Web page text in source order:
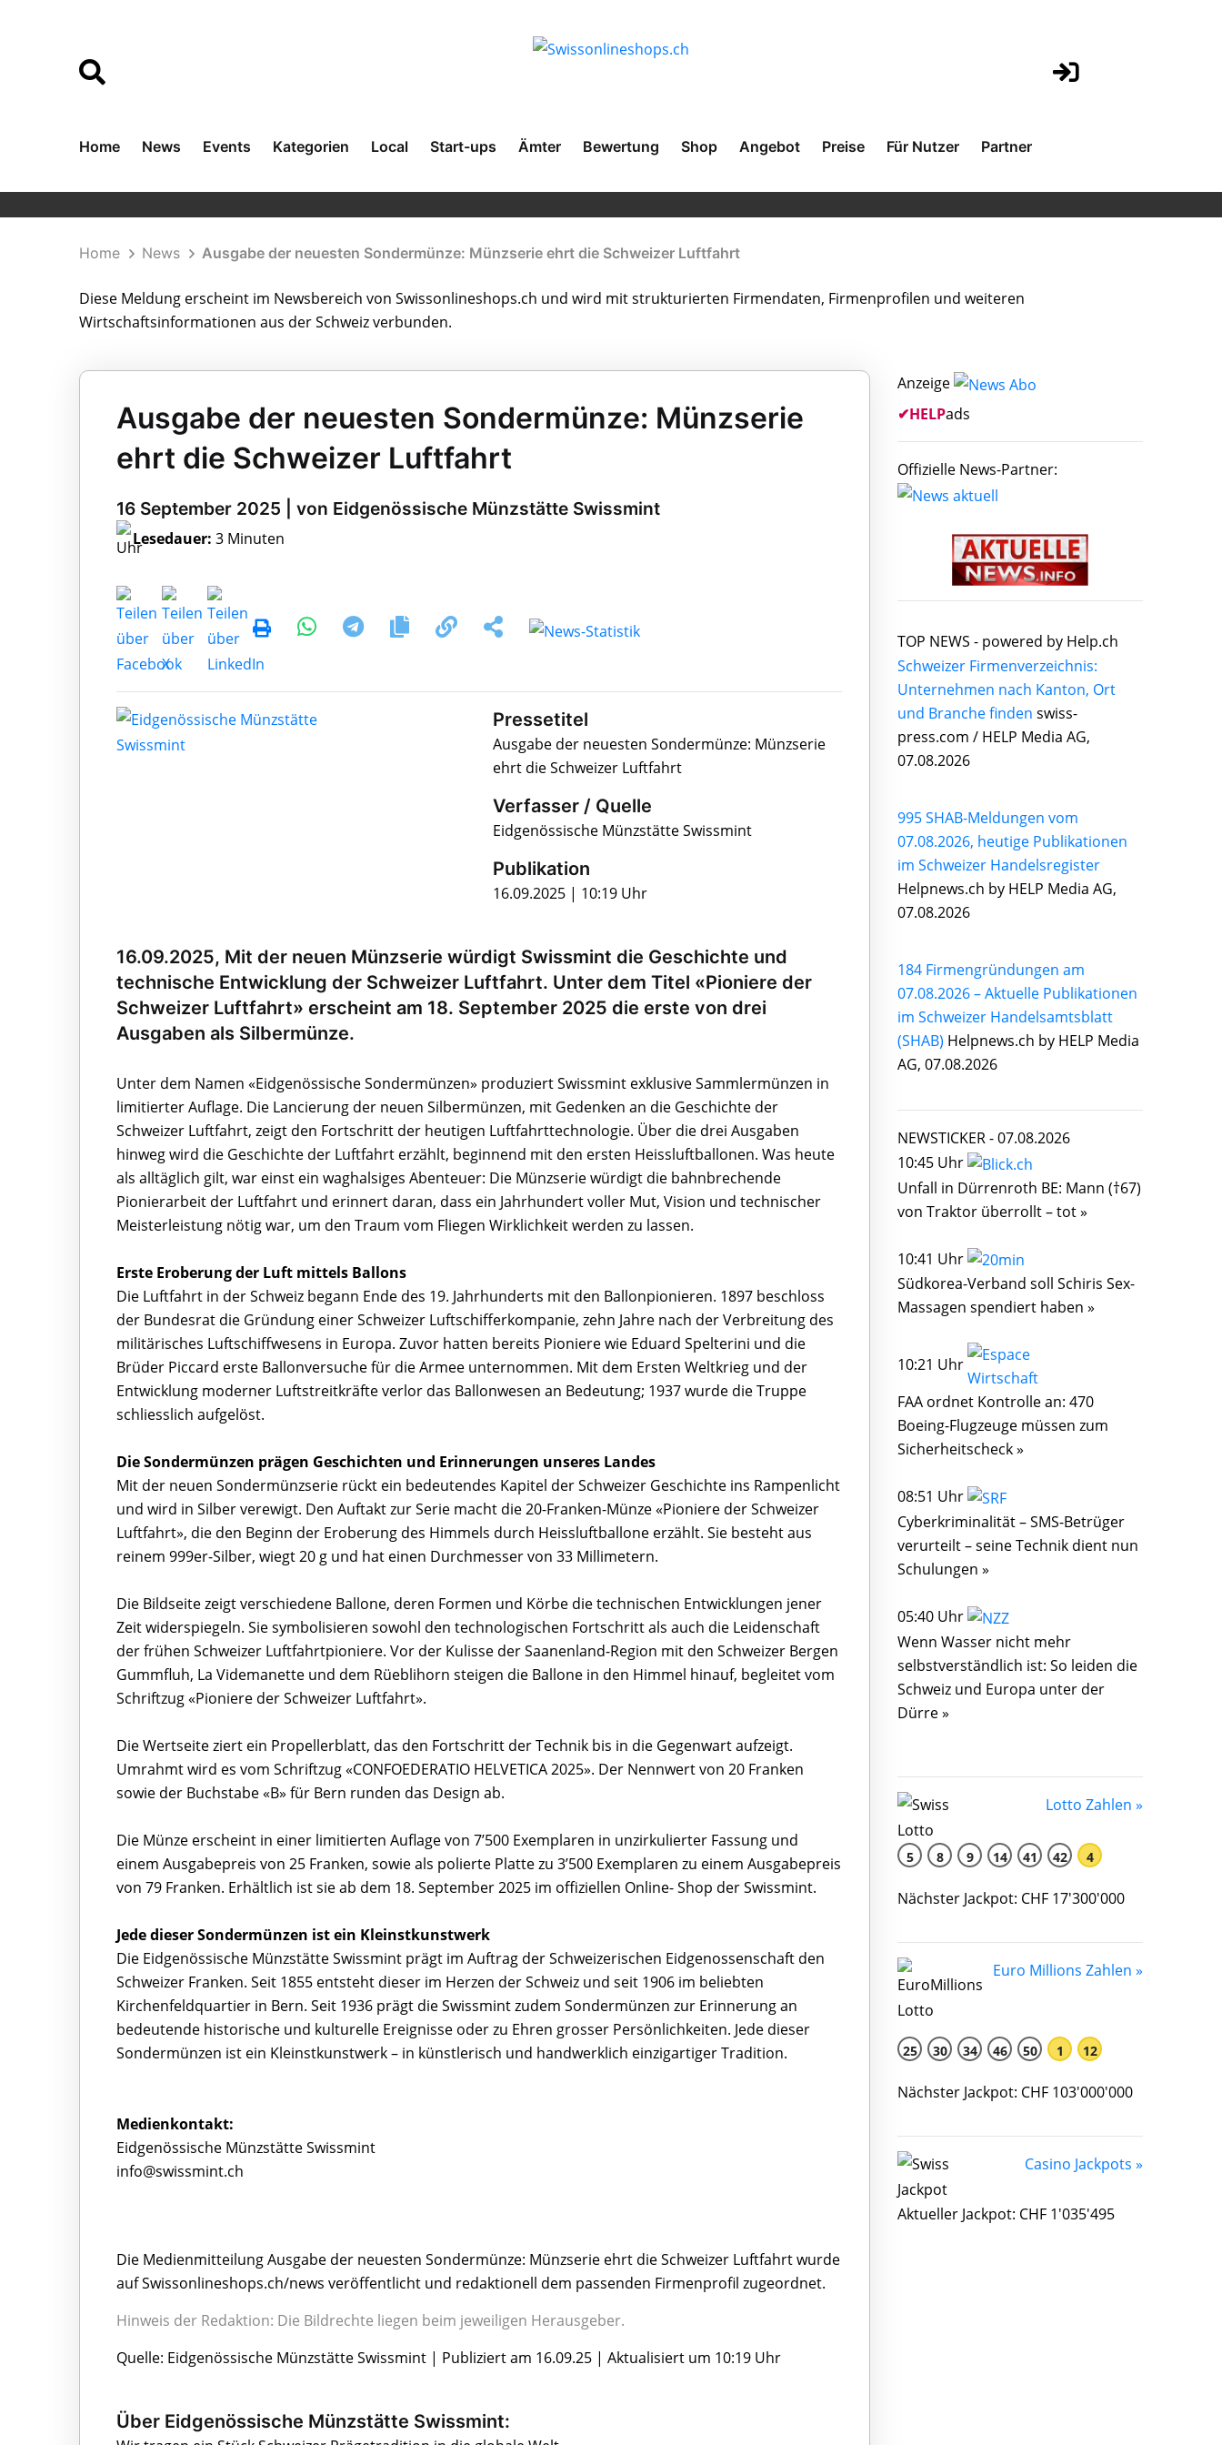
Home News Events Kategorien Local Start-ups Ämter Bewertung Shop Angebot Preise Für Nutzer Partner
Home News Ausgabe der neuesten Sondermünze: Münzserie ehrt die Schweizer Luftfahrt
Diese Meldung erscheint im Newsbereich von Swissonlineshops.ch und wird mit strukturierten Firmendaten, Firmenprofilen und weiteren
Wirtschaftsinformationen aus der Schweiz verbunden.
Ausgabe der neuesten Sondermünze: Münzserie
ehrt die Schweizer Luftfahrt
16 September 2025 | von Eidgenössische Münzstätte Swissmint
Lesedauer: 3 Minuten
Pressetitel
Ausgabe der neuesten Sondermünze: Münzserie
ehrt die Schweizer Luftfahrt
Verfasser / Quelle
Eidgenössische Münzstätte Swissmint
Publikation
16.09.2025 | 10:19 Uhr
16.09.2025, Mit der neuen Münzserie würdigt Swissmint die Geschichte und
technische Entwicklung der Schweizer Luftfahrt. Unter dem Titel «Pioniere der
Schweizer Luftfahrt» erscheint am 18. September 2025 die erste von drei
Ausgaben als Silbermünze.
Unter dem Namen «Eidgenössische Sondermünzen» produziert Swissmint exklusive Sammlermünzen in
limitierter Auflage. Die Lancierung der neuen Silbermünzen, mit Gedenken an die Geschichte der
Schweizer Luftfahrt, zeigt den Fortschritt der heutigen Luftfahrttechnologie. Über die drei Ausgaben
hinweg wird die Geschichte der Luftfahrt erzählt, beginnend mit den ersten Heissluftballonen. Was heute
als alltäglich gilt, war einst ein waghalsiges Abenteuer: Die Münzserie würdigt die bahnbrechende
Pionierarbeit der Luftfahrt und erinnert daran, dass ein Jahrhundert voller Mut, Vision und technischer
Meisterleistung nötig war, um den Traum vom Fliegen Wirklichkeit werden zu lassen.
Erste Eroberung der Luft mittels Ballons
Die Luftfahrt in der Schweiz begann Ende des 19. Jahrhunderts mit den Ballonpionieren. 1897 beschloss
der Bundesrat die Gründung einer Schweizer Luftschifferkompanie, zehn Jahre nach der Verbreitung des
militärisches Luftschiffwesens in Europa. Zuvor hatten bereits Pioniere wie Eduard Spelterini und die
Brüder Piccard erste Ballonversuche für die Armee unternommen. Mit dem Ersten Weltkrieg und der
Entwicklung moderner Luftstreitkräfte verlor das Ballonwesen an Bedeutung; 1937 wurde die Truppe
schliesslich aufgelöst.
Die Sondermünzen prägen Geschichten und Erinnerungen unseres Landes
Mit der neuen Sondermünzserie rückt ein bedeutendes Kapitel der Schweizer Geschichte ins Rampenlicht
und wird in Silber verewigt. Den Auftakt zur Serie macht die 20-Franken-Münze «Pioniere der Schweizer
Luftfahrt», die den Beginn der Eroberung des Himmels durch Heissluftballone erzählt. Sie besteht aus
reinem 999er-Silber, wiegt 20 g und hat einen Durchmesser von 33 Millimetern.
Die Bildseite zeigt verschiedene Ballone, deren Formen und Körbe die technischen Entwicklungen jener
Zeit widerspiegeln. Sie symbolisieren sowohl den technologischen Fortschritt als auch die Leidenschaft
der frühen Schweizer Luftfahrtpioniere. Vor der Kulisse der Saanenland-Region mit den Schweizer Bergen
Gummfluh, La Videmanette und dem Rüeblihorn steigen die Ballone in den Himmel hinauf, begleitet vom
Schriftzug «Pioniere der Schweizer Luftfahrt».
Die Wertseite ziert ein Propellerblatt, das den Fortschritt der Technik bis in die Gegenwart aufzeigt.
Umrahmt wird es vom Schriftzug «CONFOEDERATIO HELVETICA 2025». Der Nennwert von 20 Franken
sowie der Buchstabe «B» für Bern runden das Design ab.
Die Münze erscheint in einer limitierten Auflage von 7’500 Exemplaren in unzirkulierter Fassung und
einem Ausgabepreis von 25 Franken, sowie als polierte Platte zu 3’500 Exemplaren zu einem Ausgabepreis
von 79 Franken. Erhältlich ist sie ab dem 18. September 2025 im offiziellen Online- Shop der Swissmint.
Jede dieser Sondermünzen ist ein Kleinstkunstwerk
Die Eidgenössische Münzstätte Swissmint prägt im Auftrag der Schweizerischen Eidgenossenschaft den
Schweizer Franken. Seit 1855 entsteht dieser im Herzen der Schweiz und seit 1906 im beliebten
Kirchenfeldquartier in Bern. Seit 1936 prägt die Swissmint zudem Sondermünzen zur Erinnerung an
bedeutende historische und kulturelle Ereignisse oder zu Ehren grosser Persönlichkeiten. Jede dieser
Sondermünzen ist ein Kleinstkunstwerk – in künstlerisch und handwerklich einzigartiger Tradition.
Medienkontakt:
Eidgenössische Münzstätte Swissmint
info@swissmint.ch
Die Medienmitteilung Ausgabe der neuesten Sondermünze: Münzserie ehrt die Schweizer Luftfahrt wurde
auf Swissonlineshops.ch/news veröffentlicht und redaktionell dem passenden Firmenprofil zugeordnet.
Hinweis der Redaktion: Die Bildrechte liegen beim jeweiligen Herausgeber.
Quelle: Eidgenössische Münzstätte Swissmint | Publiziert am 16.09.25 | Aktualisiert um 10:19 Uhr
Über Eidgenössische Münzstätte Swissmint:
Anzeige
✔HELPads
Offizielle News-Partner:
TOP NEWS - powered by Help.ch
Schweizer Firmenverzeichnis:
Unternehmen nach Kanton, Ort
und Branche finden swiss-
press.com / HELP Media AG,
07.08.2026
995 SHAB-Meldungen vom
07.08.2026, heutige Publikationen
im Schweizer Handelsregister
Helpnews.ch by HELP Media AG,
07.08.2026
184 Firmengründungen am
07.08.2026 – Aktuelle Publikationen
im Schweizer Handelsamtsblatt
(SHAB) Helpnews.ch by HELP Media
AG, 07.08.2026
NEWSTICKER -07.08.2026
10:45 Uhr
Unfall in Dürrenroth BE: Mann (†67)
von Traktor überrollt – tot »
10:41 Uhr
Südkorea-Verband soll Schiris Sex-
Massagen spendiert haben »
10:21 Uhr
FAA ordnet Kontrolle an: 470
Boeing-Flugzeuge müssen zum
Sicherheitscheck »
08:51 Uhr
Cyberkriminalität – SMS-Betrüger
verurteilt – seine Technik dient nun
Schulungen »
05:40 Uhr
Wenn Wasser nicht mehr
selbstverständlich ist: So leiden die
Schweiz und Europa unter der
Dürre »
Lotto Zahlen »
5 8 9 14 41 42 4
Nächster Jackpot: CHF 17'300'000
Euro Millions Zahlen »
25 30 34 46 50 1 12
Nächster Jackpot: CHF 103'000'000
Casino Jackpots »
Aktueller Jackpot: CHF 1'035'495